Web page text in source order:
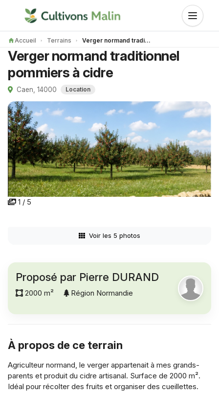
Accueil Terrains Verger normand traditionnel pommiers à cidre
Verger normand traditionnel
pommiers à cidre
Caen, 14000 Location
1 / 5
Voir les 5 photos
Proposé par Pierre DURAND
2000 m² Région Normandie
À propos de ce terrain
Agriculteur normand, le verger appartenait à mes grands-
parents et produit du cidre artisanal. Surface de 2000 m².
Idéal pour récolter des fruits et organiser des cueillettes.